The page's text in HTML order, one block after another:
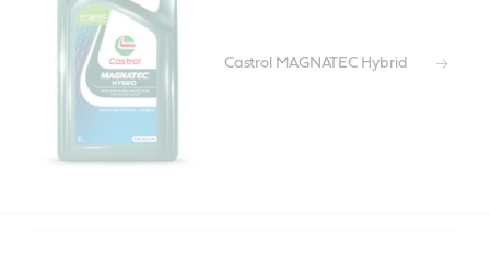
Castrol MAGNATEC Hybrid